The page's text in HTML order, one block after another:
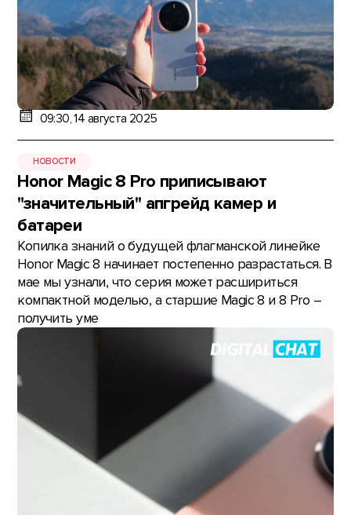
09:30, 14 августа 2025
НОВОСТИ
Honor Magic 8 Pro приписывают
"значительный" апгрейд камер и
батареи
Копилка знаний о будущей флагманской линейке
Honor Magic 8 начинает постепенно разрастаться. В
мае мы узнали, что серия может расшириться
компактной моделью, а старшие Magic 8 и 8 Pro –
получить уме